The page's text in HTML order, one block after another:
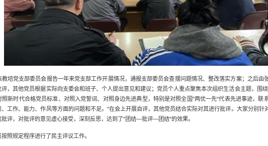
培党支部委员会报告一年来党支部工作开展情况，通报支部委员会查摆问题情况、整改落实方案；之后由
，其他党员根据实际向支委会和班子、个人提出意见和建议；党员个人重点聚焦本次组织生活会主题，围
照新时代合格党员标准、对照入党誓词、对照身边先进典型，特别是对照全国"两优一先"代表先进事迹，联
工作、能力、作风等方面的问题和不足。"在会上开展自评，其他党员结合实际对其进行批评。大家分别针
评，对批评的意见虚心接受，深刻反思，达到了"团结—批评—团结"的效果。
照规定程序进行了民主评议工作。